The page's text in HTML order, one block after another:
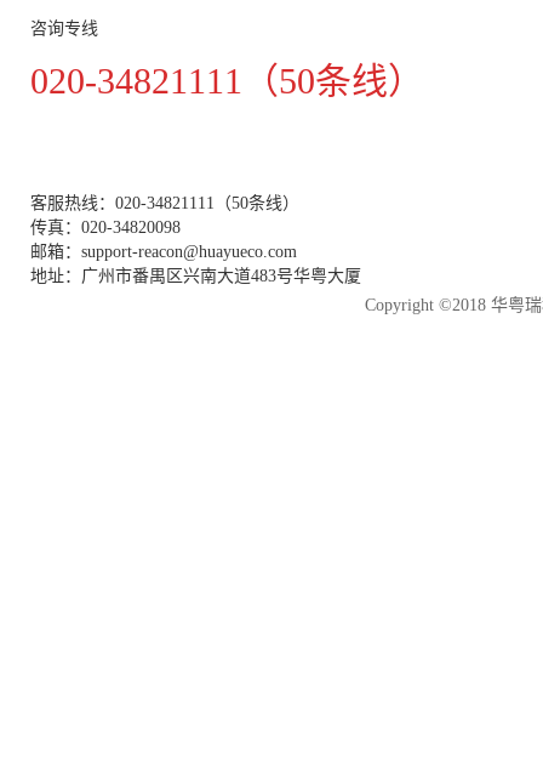
咨询专线
020-34821111（50条线）
客服热线：020-34821111（50条线）
传真：020-34820098
邮箱：support-reacon@huayueco.com
地址：广州市番禺区兴南大道483号华粤大厦
Copyright ©2018 华粤